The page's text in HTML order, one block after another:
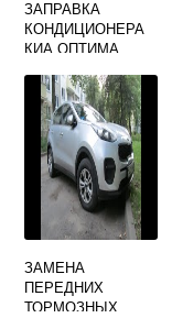
ЗАПРАВКА
КОНДИЦИОНЕРА
КИА ОПТИМА
ЗАМЕНА
ПЕРЕДНИХ
ТОРМОЗНЫХ